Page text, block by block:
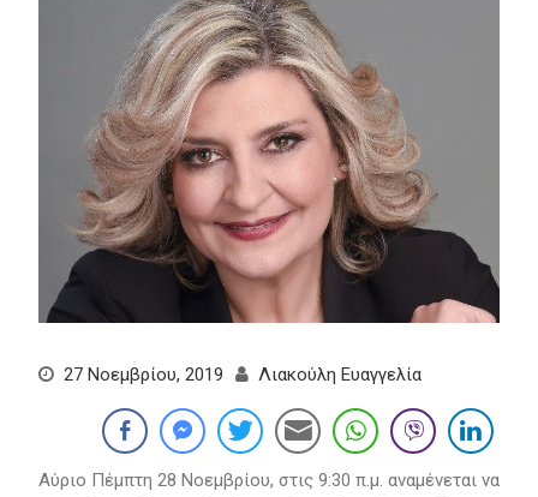
27 Νοεμβρίου, 2019 Λιακούλη Ευαγγελία
Αύριο Πέμπτη 28 Νοεμβρίου, στις 9:30 π.μ. αναμένεται να